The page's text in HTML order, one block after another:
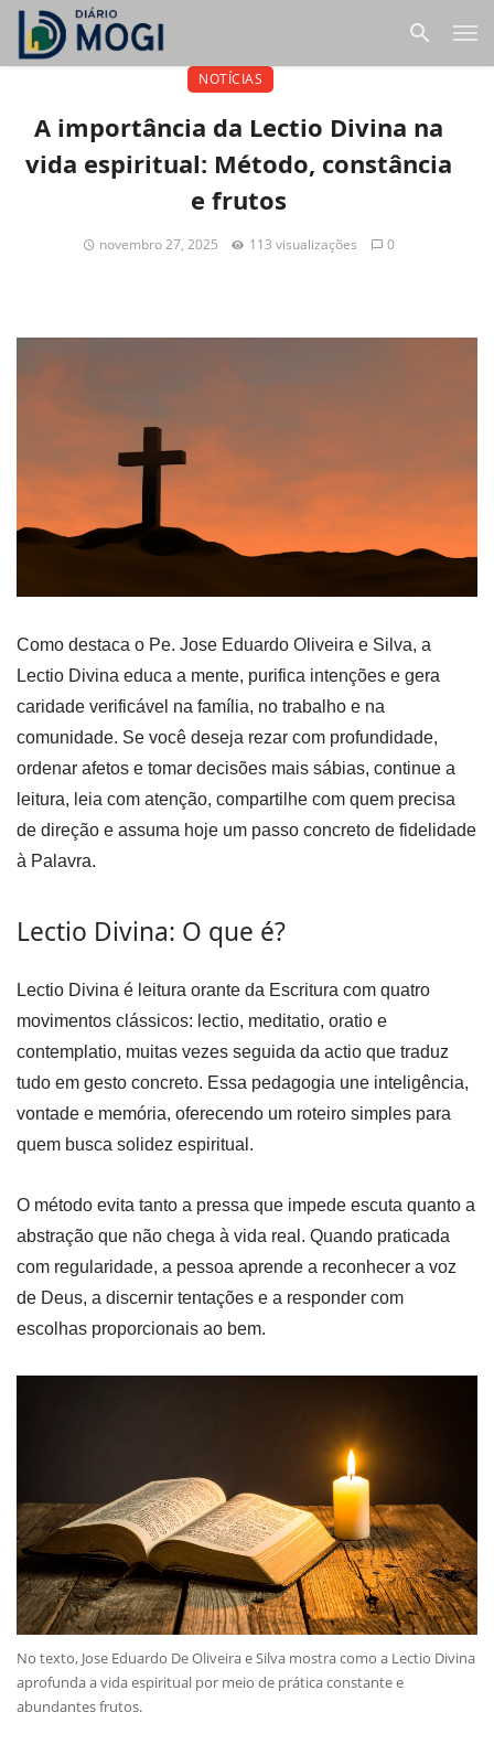
NOTÍCIAS
A importância da Lectio Divina na
vida espiritual: Método, constância
e frutos
novembro 27, 2025 113 visualizações 0
Como destaca o Pe. Jose Eduardo Oliveira e Silva, a
Lectio Divina educa a mente, purifica intenções e gera
caridade verificável na família, no trabalho e na
comunidade. Se você deseja rezar com profundidade,
ordenar afetos e tomar decisões mais sábias, continue a
leitura, leia com atenção, compartilhe com quem precisa
de direção e assuma hoje um passo concreto de fidelidade
à Palavra.
Lectio Divina: O que é?
Lectio Divina é leitura orante da Escritura com quatro
movimentos clássicos: lectio, meditatio, oratio e
contemplatio, muitas vezes seguida da actio que traduz
tudo em gesto concreto. Essa pedagogia une inteligência,
vontade e memória, oferecendo um roteiro simples para
quem busca solidez espiritual.
O método evita tanto a pressa que impede escuta quanto a
abstração que não chega à vida real. Quando praticada
com regularidade, a pessoa aprende a reconhecer a voz
de Deus, a discernir tentações e a responder com
escolhas proporcionais ao bem.
No texto, Jose Eduardo De Oliveira e Silva mostra como a Lectio Divina
aprofunda a vida espiritual por meio de prática constante e
abundantes frutos.